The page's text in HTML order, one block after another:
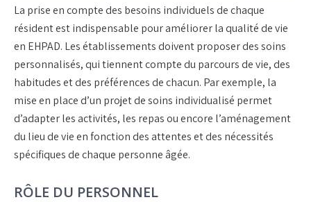
La prise en compte des besoins individuels de chaque
résident est indispensable pour améliorer la qualité de vie
en EHPAD. Les établissements doivent proposer des soins
personnalisés, qui tiennent compte du parcours de vie, des
habitudes et des préférences de chacun. Par exemple, la
mise en place d’un projet de soins individualisé permet
d’adapter les activités, les repas ou encore l’aménagement
du lieu de vie en fonction des attentes et des nécessités
spécifiques de chaque personne âgée.
RÔLE DU PERSONNEL